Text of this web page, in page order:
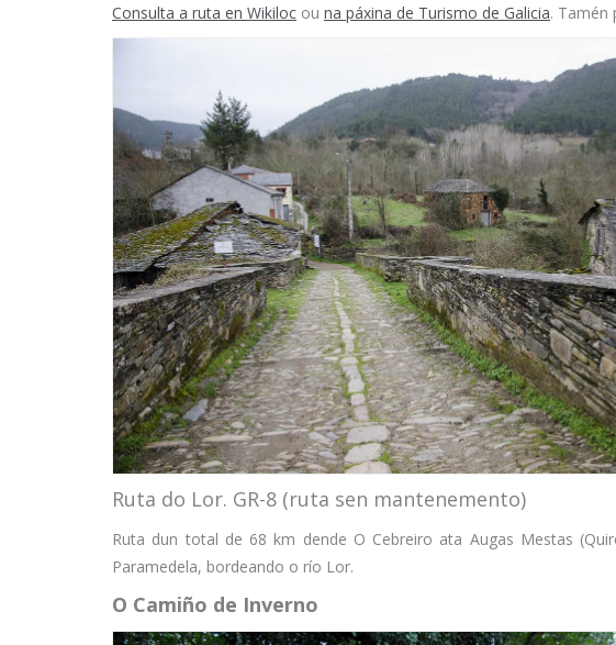
Consulta a ruta en Wikiloc ou na páxina de Turismo de Galicia. Tamén
Ruta do Lor. GR-8 (ruta sen mantenemento)
Ruta dun total de 68 km dende O Cebreiro ata Augas Mestas
Paramedela, bordeando o río Lor.
O Camiño de Inverno